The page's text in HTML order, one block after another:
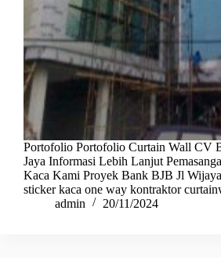
Portofolio Portofolio Curtain Wall CV
Jaya Informasi Lebih Lanjut
Kaca Kami Proyek Bank BJB Jl
sticker kaca one way kontraktor
admin
20/11/2024